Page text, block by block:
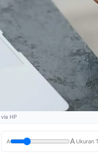
HP
A A Ukuran